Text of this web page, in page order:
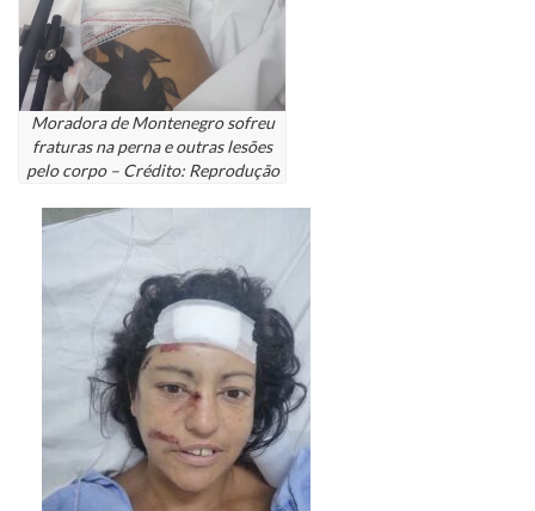
Moradora de Montenegro sofreu
fraturas na perna e outras lesões
pelo corpo – Crédito: Reprodução